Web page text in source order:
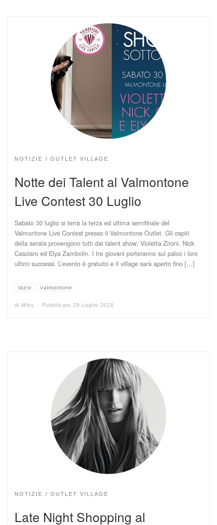
NOTIZIE OUTLET VILLAGE
Notte dei Talent al Valmontone
Live Contest 30 Luglio
Sabato 30 luglio si terrà la terza ed ultima semifinale del
Valmontone Live Contest presso il Valmontone Outlet. Gli ospiti
della serata provengono tutti dai talent show: Violetta Zironi, Nick
Casciaro ed Elya Zambolin. I tre giovani porteranno sul palco i loro
ultimi successi. L’evento è gratuito e il village sarà aperto fino […]
lazio valmontone
di Miky Pubblicato 29 Luglio 2016
NOTIZIE OUTLET VILLAGE
Late Night Shopping al